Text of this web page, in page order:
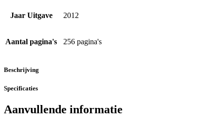
Jaar Uitgave 2012
Aantal pagina's 256 pagina's
Beschrijving
Specificaties
Aanvullende informatie